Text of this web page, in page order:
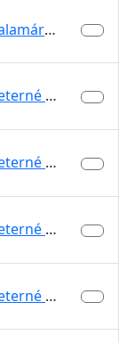
Kalamárka
Veterné Bašty
Veterné Bašty
Veterné Bašty
Veterné Bašty